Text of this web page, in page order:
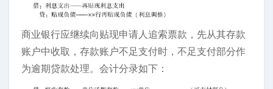
商业银行应继续向贴现申请人追索票款，先从其存款
账户中收取，存款账户不足支付时，不足支付部分作
为逾期贷款处理。会计分录如下：